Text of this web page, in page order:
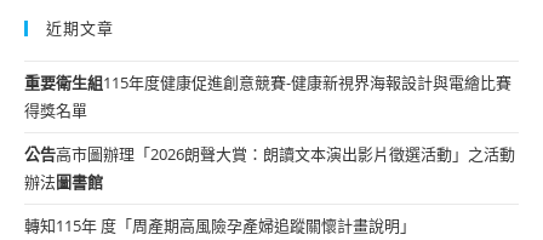
近期文章
重要衛生組115年度健康促進創意競賽-健康新視界海報設計與電繪比賽
得獎名單
公告高市圖辦理「2026朗聲大賞：朗讀文本演出影片徵選活動」之活動
辦法圖書館
轉知115年 度「周產期高風險孕產婦追蹤關懷計畫說明」